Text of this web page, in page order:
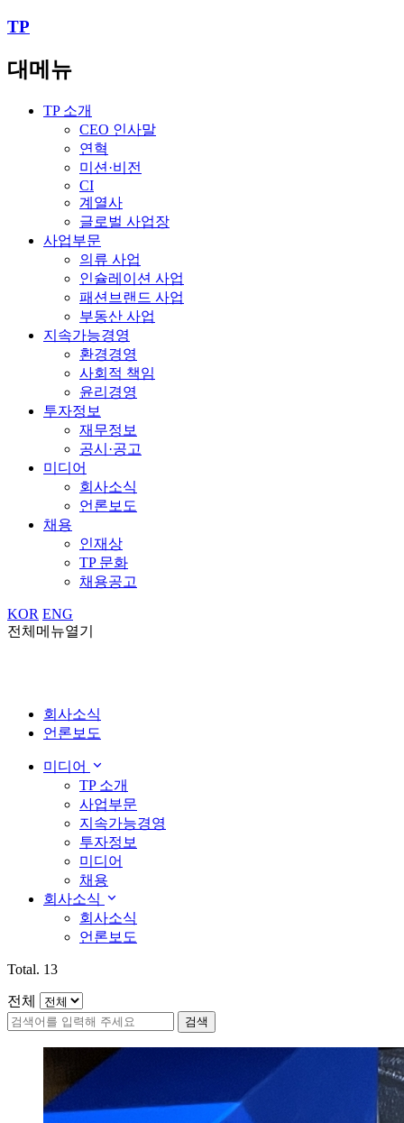
TP
대메뉴
TP 소개
CEO 인사말
연혁
미션·비전
CI
계열사
글로벌 사업장
사업부문
의류 사업
인슐레이션 사업
패션브랜드 사업
부동산 사업
지속가능경영
환경경영
사회적 책임
윤리경영
투자정보
재무정보
공시·공고
미디어
회사소식
언론보도
채용
인재상
TP 문화
채용공고
KOR ENG
전체메뉴열기
회사소식
언론보도
미디어
TP 소개
사업부문
지속가능경영
투자정보
미디어
채용
회사소식
회사소식
언론보도
Total. 13
전체